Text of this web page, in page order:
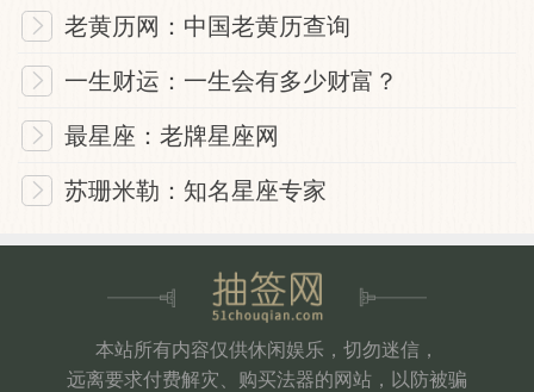
老黄历网：中国老黄历查询
一生财运：一生会有多少财富？
最星座：老牌星座网
苏珊米勒：知名星座专家
本站所有内容仅供休闲娱乐，切勿迷信，
远离要求付费解灾、购买法器的网站，以防被骗